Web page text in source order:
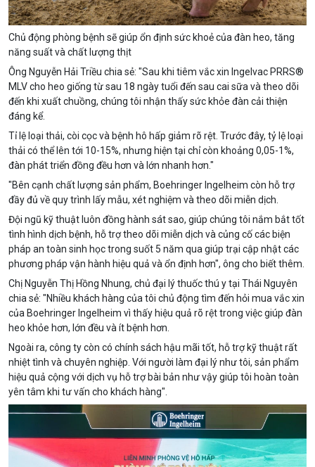
Chủ động phòng bệnh sẽ giúp ổn định sức khoẻ của đàn heo, tăng
năng suất và chất lượng thịt
Ông Nguyễn Hải Triều chia sẻ: "Sau khi tiêm vắc xin Ingelvac PRRS®
MLV cho heo giống từ sau 18 ngày tuổi đến sau cai sữa và theo dõi
đến khi xuất chuồng, chúng tôi nhận thấy sức khỏe đàn cải thiện
đáng kể.
Tỉ lệ loại thải, còi cọc và bệnh hô hấp giảm rõ rệt. Trước đây, tỷ lệ loại
thải có thể lên tới 10-15%, nhưng hiện tại chỉ còn khoảng 0,05-1%,
đàn phát triển đồng đều hơn và lớn nhanh hơn."
"Bên cạnh chất lượng sản phẩm, Boehringer Ingelheim còn hỗ trợ
đầy đủ về quy trình lấy mẫu, xét nghiệm và theo dõi miễn dịch.
Đội ngũ kỹ thuật luôn đồng hành sát sao, giúp chúng tôi nắm bắt tốt
tình hình dịch bệnh, hỗ trợ theo dõi miễn dịch và củng cố các biện
pháp an toàn sinh học trong suốt 5 năm qua giúp trại cập nhật các
phương pháp vận hành hiệu quả và ổn định hơn", ông cho biết thêm.
Chị Nguyễn Thị Hồng Nhung, chủ đại lý thuốc thú y tại Thái Nguyên
chia sẻ: "Nhiều khách hàng của tôi chủ động tìm đến hỏi mua vắc xin
của Boehringer Ingelheim vì thấy hiệu quả rõ rệt trong việc giúp đàn
heo khỏe hơn, lớn đều và ít bệnh hơn.
Ngoài ra, công ty còn có chính sách hậu mãi tốt, hỗ trợ kỹ thuật rất
nhiệt tình và chuyên nghiệp. Với người làm đại lý như tôi, sản phẩm
hiệu quả cộng với dịch vụ hỗ trợ bài bản như vậy giúp tôi hoàn toàn
yên tâm khi tư vấn cho khách hàng".